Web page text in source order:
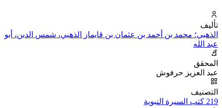
تأليف
الذهبي؛ محمد بن أحمد بن عثمان بن قايماز الذهبي، شمس الدين، أبو
عبد الله
المحقق
عبد العزيز حرفوش
التصنيف
219 كتب السيرة النبوية